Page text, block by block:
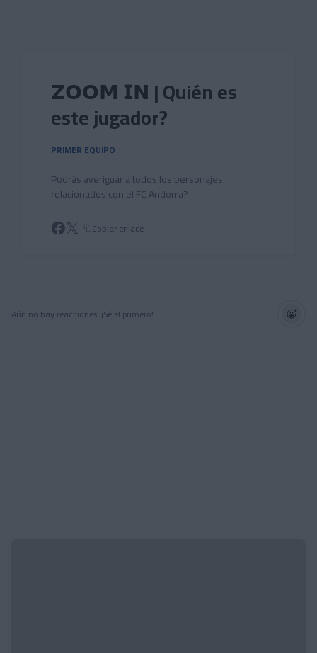
𝗭𝗢𝗢𝗠 𝗜𝗡 | Quién es
este jugador?
PRIMER EQUIPO
Podrás averiguar a todos los personajes
relacionados con el FC Andorra?
Copiar enlace
Aún no hay reacciones. ¡Sé el primero!